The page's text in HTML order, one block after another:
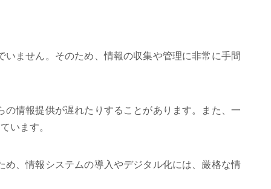
ません。そのため、情報の収集や管理に非常に手間
情報提供が遅れたりすることがあります。また、一
います。
、情報システムの導入やデジタル化には、厳格な情